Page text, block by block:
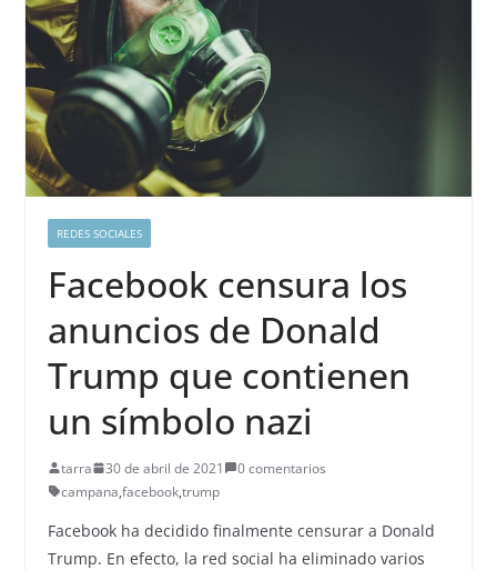
REDES SOCIALES
Facebook censura los
anuncios de Donald
Trump que contienen
un símbolo nazi
tarra 30 de abril de 2021
0 comentarios
campana,facebook,trump
Facebook ha decidido finalmente censurar a Donald
Trump. En efecto, la red social ha eliminado varios